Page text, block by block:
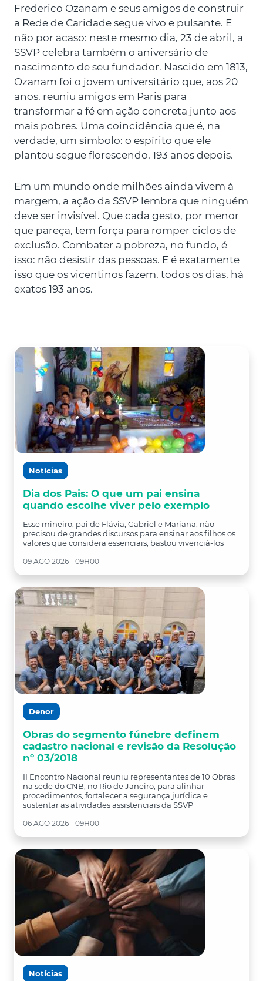
Frederico Ozanam e seus amigos de construir
a Rede de Caridade segue vivo e pulsante. E
não por acaso: neste mesmo dia, 23 de abril, a
SSVP celebra também o aniversário de
nascimento de seu fundador. Nascido em 1813,
Ozanam foi o jovem universitário que, aos 20
anos, reuniu amigos em Paris para
transformar a fé em ação concreta junto aos
mais pobres. Uma coincidência que é, na
verdade, um símbolo: o espírito que ele
plantou segue florescendo, 193 anos depois.
Em um mundo onde milhões ainda vivem à
margem, a ação da SSVP lembra que ninguém
deve ser invisível. Que cada gesto, por menor
que pareça, tem força para romper ciclos de
exclusão. Combater a pobreza, no fundo, é
isso: não desistir das pessoas. E é exatamente
isso que os vicentinos fazem, todos os dias, há
exatos 193 anos.
Notícias
Dia dos Pais: O que um pai ensina
quando escolhe viver pelo exemplo
Esse mineiro, pai de Flávia, Gabriel e Mariana, não
precisou de grandes discursos para ensinar aos filhos os
valores que considera essenciais, bastou vivenciá-los
09 AGO 2026 - 09H00
Denor
Obras do segmento fúnebre definem
cadastro nacional e revisão da Resolução
nº 03/2018
II Encontro Nacional reuniu representantes de 10 Obras
na sede do CNB, no Rio de Janeiro, para alinhar
procedimentos, fortalecer a segurança jurídica e
sustentar as atividades assistenciais da SSVP
06 AGO 2026 - 09H00
Notícias